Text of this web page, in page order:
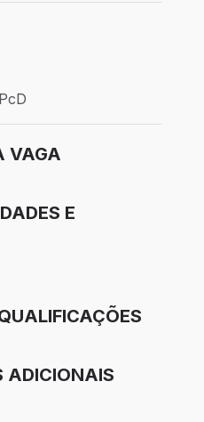
VAGA
E
ADICIONAIS